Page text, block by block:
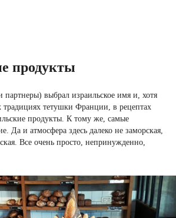
продукты
выбрал израильское имя и, хотя
традициях тетушки Франции, в рецептах
продукты. К тому же, самые
Да и атмосфера здесь далеко не заморская,
Все очень просто, непринужденно,